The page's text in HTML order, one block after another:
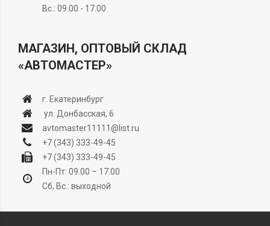
Вс.: 09.00 - 17.00
МАГАЗИН, ОПТОВЫЙ СКЛАД
«АВТОМАСТЕР»
г. Екатеринбург
ул. Донбасская, 6
avtomaster11111@list.ru
+7 (343) 333-49-45
+7 (343) 333-49-45
Пн-Пт: 09.00 – 17.00
Сб, Вс.: выходной